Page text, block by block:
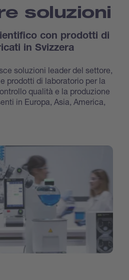
soluzioni
con prodotti di
in Svizzera
soluzioni leader del settore,
prodotti di laboratorio per la
qualità e la produzione
in Europa, Asia, America,